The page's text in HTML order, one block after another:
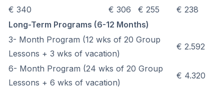
€ 340
€ 306 € 255
€ 238
Long-Term Programs (6-12 Months)
3- Month Program (12 wks of 20 Group
Lessons + 3 wks of vacation)
€ 2.592
6- Month Program (24 wks of 20 Group
Lessons + 6 wks of vacation)
€ 4.320